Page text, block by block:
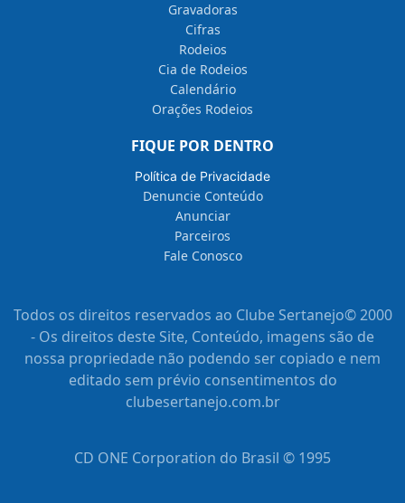
Gravadoras
Cifras
Rodeios
Cia de Rodeios
Calendário
Orações Rodeios
FIQUE POR DENTRO
Política de Privacidade
Denuncie Conteúdo
Anunciar
Parceiros
Fale Conosco
Todos os direitos reservados ao Clube Sertanejo© 2000
- Os direitos deste Site, Conteúdo, imagens são de
nossa propriedade não podendo ser copiado e nem
editado sem prévio consentimentos do
clubesertanejo.com.br
CD ONE Corporation do Brasil © 1995